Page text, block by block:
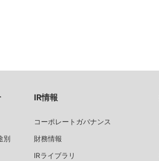
別
IR情報
コーポレートガバナンス
財務情報
IRライブラリ